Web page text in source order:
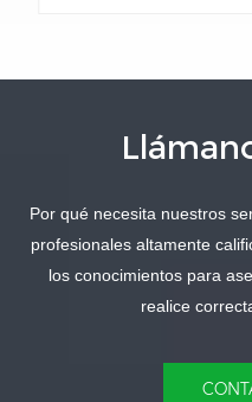
APRENDE MÁS
Por qué necesita nuestros
profesionales altamente
los conocimientos para
realice